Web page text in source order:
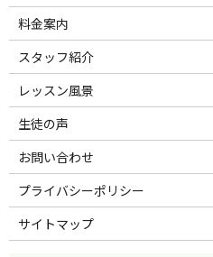
料金案内
スタッフ紹介
レッスン風景
生徒の声
お問い合わせ
プライバシーポリシー
サイトマップ